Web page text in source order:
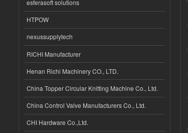
esferasoft solutions
HTPOW
nexussupplytech
RICHI Manufacturer
Henan Richi Machinery CO., LTD.
China Topper Circular Knitting Machine Co., Ltd.
China Control Valve Manufacturers Co., Ltd.
CHI Hardware Co.,Ltd.